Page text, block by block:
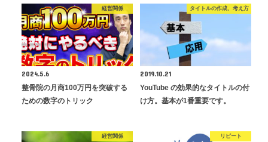
経営関係
2024.5.6
整骨院の月商100万円を突破する
ための数字のトリック
タイトルの作成、考え方
2019.10.21
YouTube の効果的なタイトルの付
け方。基本が1番重要です。
経営関係 リピート